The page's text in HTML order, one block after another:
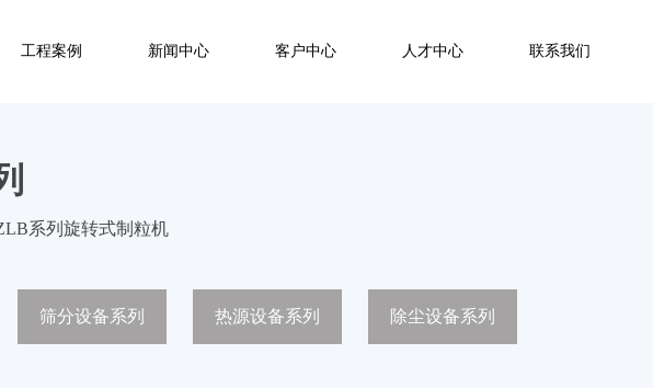
工程案例 新闻中心 客户中心 人才中心 联系我们
系列旋转式制粒机
筛分设备系列 热源设备系列 除尘设备系列